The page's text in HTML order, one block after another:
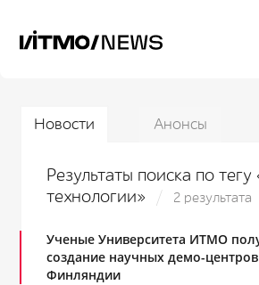
Новости Анонсы
Результаты поиска по
технологии»
2 результата
Ученые Университета ИТМО
создание научных демо-
Финляндии